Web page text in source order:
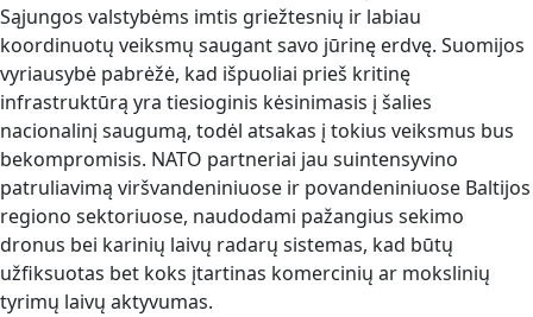
Sąjungos valstybėms imtis griežtesnių ir labiau
koordinuotų veiksmų saugant savo jūrinę erdvę. Suomijos
vyriausybė pabrėžė, kad išpuoliai prieš kritinę
infrastruktūrą yra tiesioginis kėsinimasis į šalies
nacionalinį saugumą, todėl atsakas į tokius veiksmus bus
bekompromisis. NATO partneriai jau suintensyvino
patruliavimą viršvandeniniuose ir povandeniniuose Baltijos
regiono sektoriuose, naudodami pažangius sekimo
dronus bei karinių laivų radarų sistemas, kad būtų
užfiksuotas bet koks įtartinas komercinių ar mokslinių
tyrimų laivų aktyvumas.